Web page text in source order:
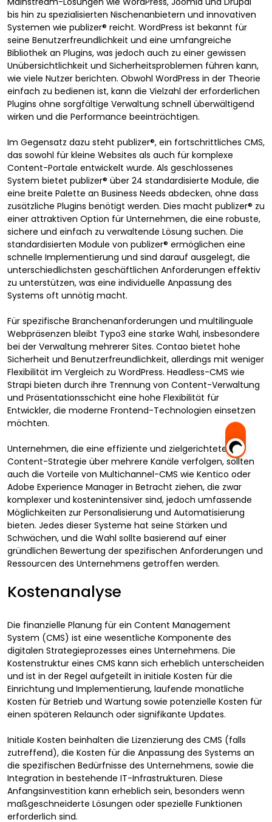
bis hin zu spezialisierten Nischenanbietern und innovativen
Systemen wie publizer® reicht. WordPress ist bekannt für
seine Benutzerfreundlichkeit und eine umfangreiche
Bibliothek an Plugins, was jedoch auch zu einer gewissen
Unübersichtlichkeit und Sicherheitsproblemen führen kann,
wie viele Nutzer berichten. Obwohl WordPress in der Theorie
einfach zu bedienen ist, kann die Vielzahl der erforderlichen
Plugins ohne sorgfältige Verwaltung schnell überwältigend
wirken und die Performance beeinträchtigen.
Im Gegensatz dazu steht publizer®, ein fortschrittliches CMS,
das sowohl für kleine Websites als auch für komplexe
Content-Portale entwickelt wurde. Als geschlossenes
System bietet publizer® über 24 standardisierte Module, die
eine breite Palette an Business Needs abdecken, ohne dass
zusätzliche Plugins benötigt werden. Dies macht publizer® zu
einer attraktiven Option für Unternehmen, die eine robuste,
sichere und einfach zu verwaltende Lösung suchen. Die
standardisierten Module von publizer® ermöglichen eine
schnelle Implementierung und sind darauf ausgelegt, die
unterschiedlichsten geschäftlichen Anforderungen effektiv
zu unterstützen, was eine individuelle Anpassung des
Systems oft unnötig macht.
Für spezifische Branchenanforderungen und multilinguale
Webpräsenzen bleibt Typo3 eine starke Wahl, insbesondere
bei der Verwaltung mehrerer Sites. Contao bietet hohe
Sicherheit und Benutzerfreundlichkeit, allerdings mit weniger
Flexibilität im Vergleich zu WordPress. Headless-CMS wie
Strapi bieten durch ihre Trennung von Content-Verwaltung
und Präsentationsschicht eine hohe Flexibilität für
Entwickler, die moderne Frontend-Technologien einsetzen
möchten.
Unternehmen, die eine effiziente und zielgerichtete
Content-Strategie über mehrere Kanäle verfolgen, sollten
auch die Vorteile von Multichannel-CMS wie Kentico oder
Adobe Experience Manager in Betracht ziehen, die zwar
komplexer und kostenintensiver sind, jedoch umfassende
Möglichkeiten zur Personalisierung und Automatisierung
bieten. Jedes dieser Systeme hat seine Stärken und
Schwächen, und die Wahl sollte basierend auf einer
gründlichen Bewertung der spezifischen Anforderungen und
Ressourcen des Unternehmens getroffen werden.
Kostenanalyse
Die finanzielle Planung für ein Content Management
System (CMS) ist eine wesentliche Komponente des
digitalen Strategieprozesses eines Unternehmens. Die
Kostenstruktur eines CMS kann sich erheblich unterscheiden
und ist in der Regel aufgeteilt in initiale Kosten für die
Einrichtung und Implementierung, laufende monatliche
Kosten für Betrieb und Wartung sowie potenzielle Kosten für
einen späteren Relaunch oder signifikante Updates.
Initiale Kosten beinhalten die Lizenzierung des CMS (falls
zutreffend), die Kosten für die Anpassung des Systems an
die spezifischen Bedürfnisse des Unternehmens, sowie die
Integration in bestehende IT-Infrastrukturen. Diese
Anfangsinvestition kann erheblich sein, besonders wenn
maßgeschneiderte Lösungen oder spezielle Funktionen
erforderlich sind.